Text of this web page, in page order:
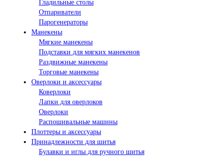
Гладильные столы
Отпариватели
Парогенераторы
Манекены
Мягкие манекены
Подставки для мягких манекенов
Раздвижные манекены
Торговые манекены
Оверлоки и аксессуары
Коверлоки
Лапки для оверлоков
Оверлоки
Распошивальные машины
Плоттеры и аксессуары
Принадлежности для шитья
Булавки и иглы для ручного шитья